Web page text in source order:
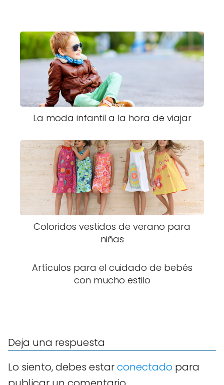
La moda infantil a la hora de viajar
Coloridos vestidos de verano para
niñas
Artículos para el cuidado de bebés
con mucho estilo
Deja una respuesta
Lo siento, debes estarconectado para